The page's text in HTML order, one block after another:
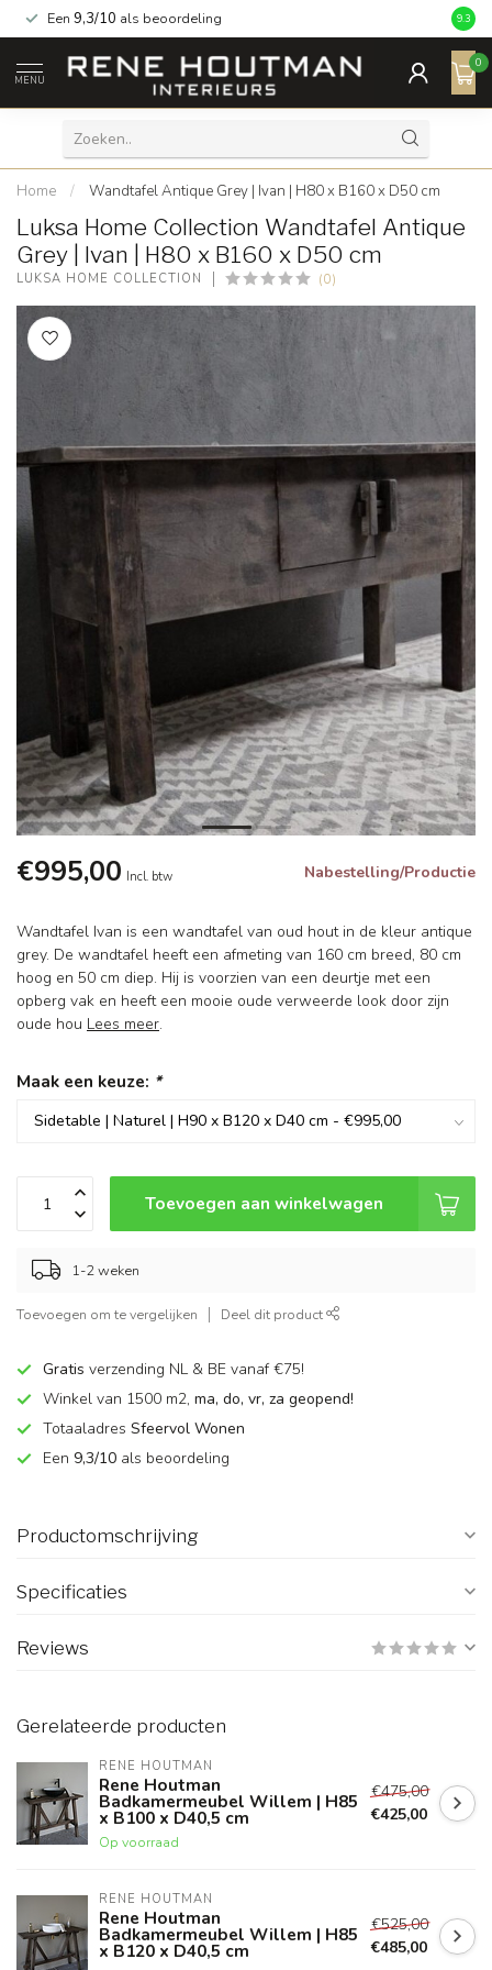
Een 9,3/10 als beoordeling 9.3
MENU
0
Home / Wandtafel Antique Grey | Ivan | H80 x B160 x D50 cm
Luksa Home Collection Wandtafel Antique
Grey | Ivan | H80 x B160 x D50 cm
LUKSA HOME COLLECTION (0)
€995,00 Incl. btw Nabestelling/Productie
Wandtafel Ivan is een wandtafel van oud hout in de kleur antique
grey. De wandtafel heeft een afmeting van 160 cm breed, 80 cm
hoog en 50 cm diep. Hij is voorzien van een deurtje met een
opberg vak en heeft een mooie oude verweerde look door zijn
oude hou Lees meer.
Maak een keuze: *
Toevoegen aan winkelwagen
1-2 weken
Toevoegen om te vergelijken Deel dit product
Gratis verzending NL & BE vanaf €75!
Winkel van 1500 m2, ma, do, vr, za geopend!
Totaaladres Sfeervol Wonen
Een 9,3/10 als beoordeling
Productomschrijving
Specificaties
Reviews
Gerelateerde producten
RENE HOUTMAN
Rene Houtman
Badkamermeubel Willem | H85
x B100 x D40,5 cm
Op voorraad
€475,00
€425,00
RENE HOUTMAN
Rene Houtman
Badkamermeubel Willem | H85
x B120 x D40,5 cm
€525,00
€485,00